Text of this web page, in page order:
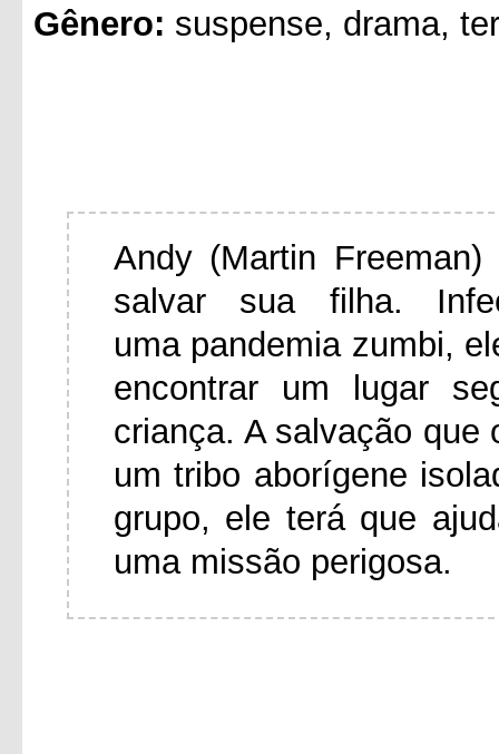
Gênero: suspense, drama,
Andy (Martin
salvar sua filha.
uma pandemia zumbi,
encontrar um lugar
criança. A salvação que
um tribo aborígene
grupo, ele terá que
uma missão perigosa.